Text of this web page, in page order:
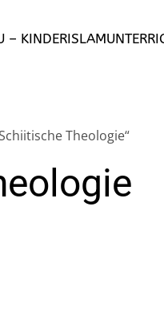
–
Theologie“